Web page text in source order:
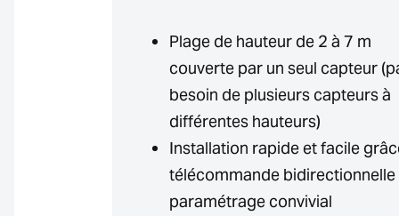
Plage de hauteur de 2 à 7 m
couverte par un seul capteur
besoin de plusieurs capteurs à
différentes hauteurs)
Installation rapide et facile
télécommande bidirectionnelle
paramétrage convivial